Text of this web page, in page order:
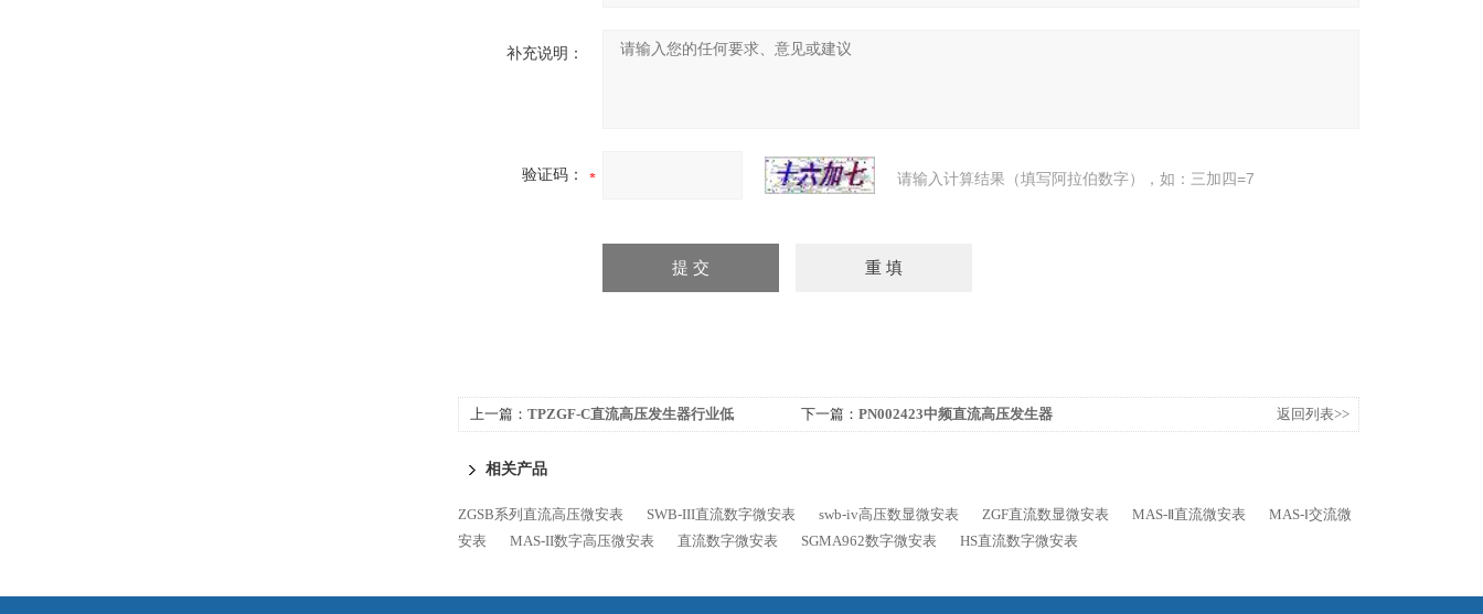
补充说明：
验证码： 请输入计算结果（填写阿拉伯数字），如：三加四=7
上一篇： TPZGF-C直流高压发生器行业低 下一篇： PN002423中频直流高压发生器 返回列表>>
相关产品
ZGSB系列直流高压微安表 SWB-III直流数字微安表 swb-iv高压数显微安表 ZGF直流数显微安表 MAS-Ⅱ直流微安表
MAS-Ⅰ交流微
安表
MAS-II数字高压微安表 直流数字微安表 SGMA962数字微安表 HS直流数字微安表